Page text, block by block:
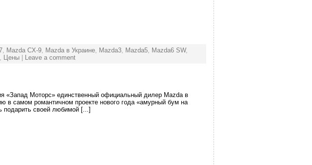
, Mazda CX-9, Mazda в Украине, Mazda3, Mazda5, Mazda6 SW,
, Цены Leave a comment
«Запад Моторс» единственный официальный дилер Mazda в
самом романтичном проекте нового года «амурный бум на
своей любимой [...]